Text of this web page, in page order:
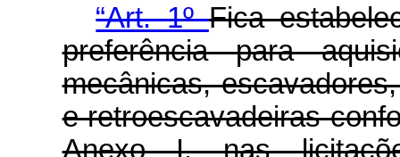
“Art. 1ºFica
preferência para
mecânicas,
e retroescavadeiras
Anexo I, nas